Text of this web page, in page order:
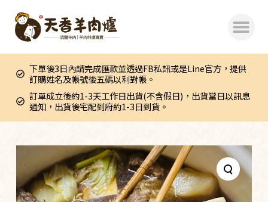
跳
至
主
內
下單後3日內請完成匯款並透過FB私訊或是Line官方，提供
訂購姓名及帳號後五碼以利對帳。
訂單成立後約1-3天工作日出貨(不含假日)，出貨當日以訊息
通知，出貨後宅配到府約1-3日到貨。